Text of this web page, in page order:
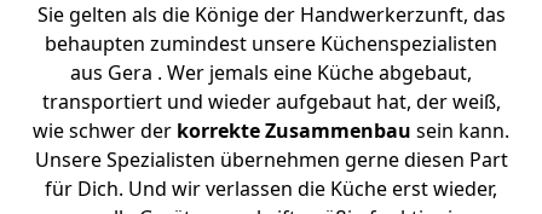
Sie gelten als die Könige der Handwerkerzunft, das
behaupten zumindest unsere Küchenspezialisten
aus Gera . Wer jemals eine Küche abgebaut,
transportiert und wieder aufgebaut hat, der weiß,
wie schwer der korrekte Zusammenbau sein kann.
Unsere Spezialisten übernehmen gerne diesen Part
für Dich. Und wir verlassen die Küche erst wieder,